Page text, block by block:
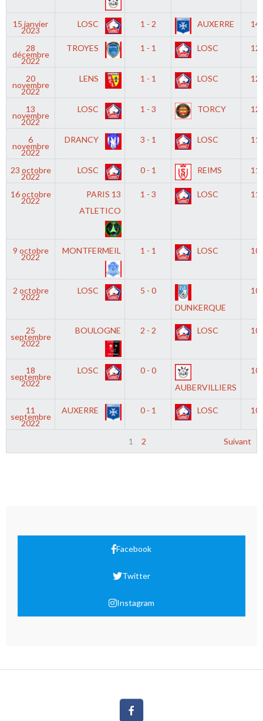
15 janvier
2023
LOSC 1 - 2 AUXERRE
28
décembre
2022
TROYES 1 - 1 LOSC
20
novembre
2022
LENS 1 - 1 LOSC
13
novembre
2022
LOSC 1 - 3 TORCY
6
novembre
2022
DRANCY 3 - 1 LOSC
23 octobre
2022
LOSC 0 - 1 REIMS
16 octobre
2022
PARIS 13
ATLETICO
1 - 3 LOSC
9 octobre
2022
MONTFERMEIL 1 - 1 LOSC
2 octobre
2022
LOSC
5 - 0
DUNKERQUE
25
septembre
2022
BOULOGNE 2 - 2 LOSC
18
septembre
2022
LOSC
0 - 0
AUBERVILLIERS
11
septembre
2022
AUXERRE 0 - 1 LOSC
1 2 Suivant
Facebook
Twitter
Instagram